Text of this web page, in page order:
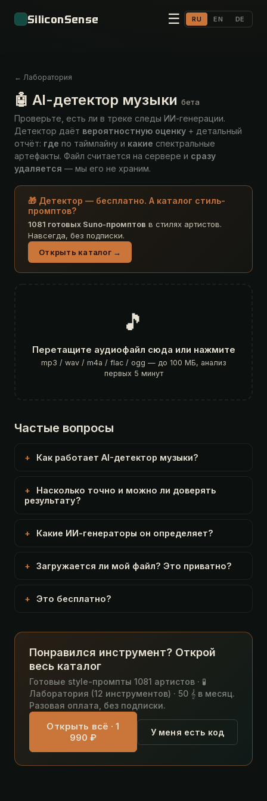
SiliconSense ☰ RU EN DE
← Лаборатория
🤖 AI-детектор музыки бета
Проверьте, есть ли в треке следы ИИ-генерации.
Детектор даёт вероятностную оценку + детальный
отчёт: где по таймлайну и какие спектральные
артефакты. Файл считается на сервере и сразу
удаляется — мы его не храним.
🎁 Детектор — бесплатно. А каталог стиль-
промптов?
1081 готовых Suno-промптов в стилях артистов.
Навсегда, без подписки.
Открыть каталог →
🎵
Перетащите аудиофайл сюда или нажмите
mp3 / wav / m4a / flac / ogg — до 100 МБ, анализ
первых 5 минут
Частые вопросы
Как работает AI-детектор музыки?
Насколько точно и можно ли доверять
результату?
Какие ИИ-генераторы он определяет?
Загружается ли мой файл? Это приватно?
Это бесплатно?
Понравился инструмент? Открой
весь каталог
Готовые style-промпты 1081 артистов · 🧪
Лаборатория (12 инструментов) · 50 𝄞 в месяц.
Разовая оплата, без подписки.
Открыть всё · 1
990 ₽
У меня есть код